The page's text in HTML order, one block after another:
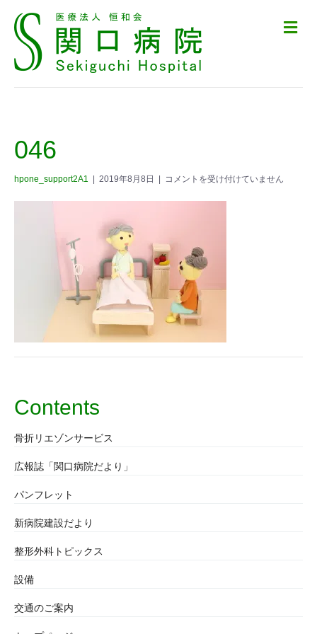
メ
ニ
設
046
hpone_support2A1 2019年8月8日 コメントを受け付けていません
Contents
骨折リエゾンサービス
広報誌「関口病院だより」
パンフレット
新病院建設だより
整形外科トピックス
設備
交通のご案内